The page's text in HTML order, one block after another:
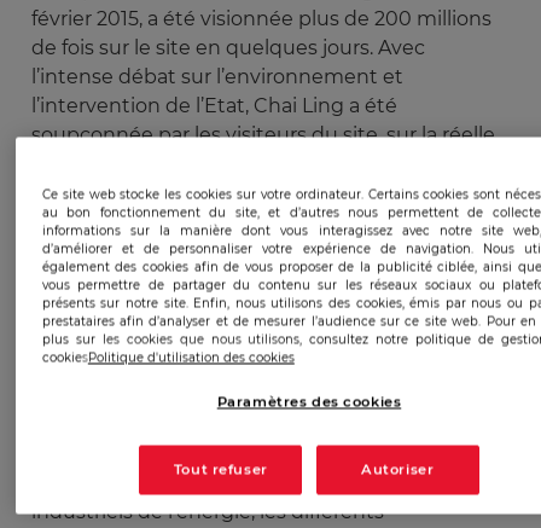
février 2015, a été visionnée plus de 200 millions
de fois sur le site en quelques jours. Avec
l’intense débat sur l’environnement et
l’intervention de l’Etat, Chai Ling a été
soupçonnée par les visiteurs du site, sur la réelle
documentaire a été censuré sur ordre du
Ministère de la Propagande et retiré de tous les
sites chinois.
Croissance économique et pollution
atmosphérique
Le fil conducteur de ce documentaire est basé
sur ces trois questions. Chai Jing a dépensé plus
vidéo, les interviews des fonctionnaires de l’Etat,
industriels de l’énergie, les différents
Ce site web stocke les cookies sur votre ordinateur. Certains cookies sont
au bon fonctionnement du site, et d’autres nous permettent de
informations sur la manière dont vous interagissez avec notre site
d’améliorer et de personnaliser votre expérience de navigation. Nous
également des cookies afin de vous proposer de la publicité ciblée, ainsi
vous permettre de partager du contenu sur les réseaux sociaux ou
présents sur notre site. Enfin, nous utilisons des cookies, émis par nous ou
prestataires afin d’analyser et de mesurer l’audience sur ce site web. Pour en
plus sur les cookies que nous utilisons, consultez notre politique de
cookiesPolitique d'utilisation des cookies
Paramètres des cookies
Tout refuser Autoriser